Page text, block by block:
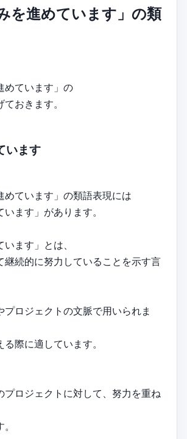
を進めています」の類
めています」の
おきます。
います
めています」の類語表現には
います」があります。
います」とは、
継続的に努力していることを示す言
プロジェクトの文脈で用いられま
際に適しています。
プロジェクトに対して、努力を重ね